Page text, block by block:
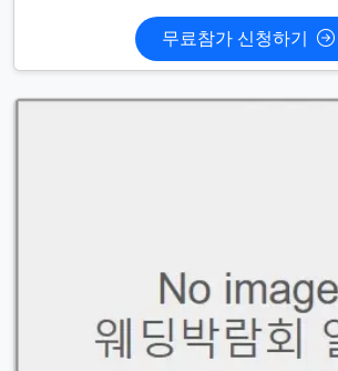
무료참가 신청하기